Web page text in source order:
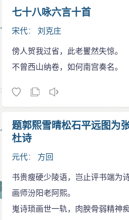
七十八咏六言十首
宋代：刘克庄
傍人贺我过省，此老矍然失惊。
不曾西山纳卷，如何南宫奏名。
题郭熙雪晴松石平远图为
杜诗
元代： 方回
书贵瘦硬少陵语，岂止评书端为
画师汾阳老阿熙。
嵬诗琐画世一轨，肉腴骨弱精神